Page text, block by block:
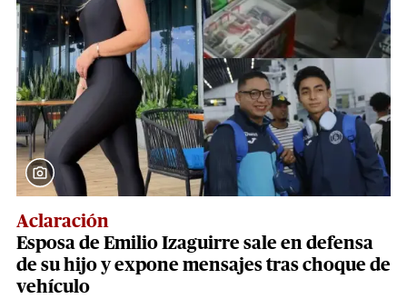
Aclaración
Esposa de Emilio Izaguirre sale en defensa
de su hijo y expone mensajes tras choque de
vehículo